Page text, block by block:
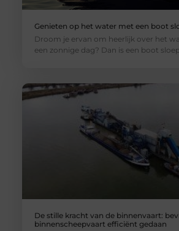
Genieten op het water met een boot
Droom je ervan om heerlijk over het
een zonnige dag? Dan is een boot
De stille kracht van de binnenvaart:
binnenscheepvaart efficiënt gedaan